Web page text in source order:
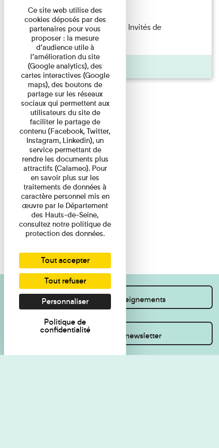
Lecture
Fanny Taillandier – Foudres Les Invités de
l’Imprimerie n°6 Lecture ...
Pages
Je souhaite des renseignements
Inscrivez-vous à la newsletter
Ce site web utilise des
cookies déposés par des
partenaires pour vous
proposer : la mesure
d’audience utile à
l’amélioration du site
(Google analytics), des
cartes interactives (Google
maps), des boutons de
partage sur les réseaux
sociaux qui permettent aux
utilisateurs du site de
faciliter le partage de
contenu (Facebook, Twitter,
Instagram, Linkedin), un
service permettant de
rendre les documents plus
attractifs (Calameo). Pour
en savoir plus sur les
traitements de données à
caractère personnel mis en
œuvre par le Département
des Hauts-de-Seine,
consultez notre politique de
protection des données.
Tout accepter
Tout refuser
Personnaliser
Politique de
confidentialité